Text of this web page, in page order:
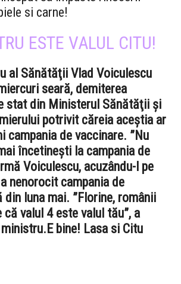
si carne!
ESTE VALUL CITU!
al Sănătăţii Vlad Voiculescu
seară, demiterea
stat din Ministerul Sănătăţii şi
potrivit căreia aceştia ar
campania de vaccinare. ”Nu
încetineşti la campania de
Voiculescu, acuzându-l pe
nenorocit campania de
din luna mai. ”Florine, românii
valul 4 este valul tău”, a
bine! Lasa si Citu